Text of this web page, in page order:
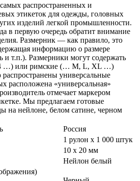
распространенных и
этикеток для одежды, головных
изделий легкой промышленности.
в первую очередь обратит внимание
Размерник — как правило, это
информацию о размере
и т.п.). Размерники могут содержать
…) или римские (… M, L, XL …)
универсальные
расположена «универсальная»
отмечает маркером
Мы предлагаем готовые
на нейлоне, белом сатине, черном
Россия
1 рулон х 1 000 штук
10 х 20 мм
Нейлон белый